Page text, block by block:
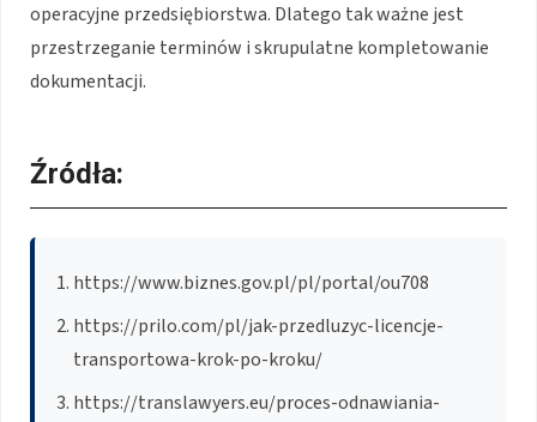
operacyjne przedsiębiorstwa. Dlatego tak ważne jest
przestrzeganie terminów i skrupulatne kompletowanie
dokumentacji.
Źródła:
https://www.biznes.gov.pl/pl/portal/ou708
https://prilo.com/pl/jak-przedluzyc-licencje-
transportowa-krok-po-kroku/
https://translawyers.eu/proces-odnawiania-